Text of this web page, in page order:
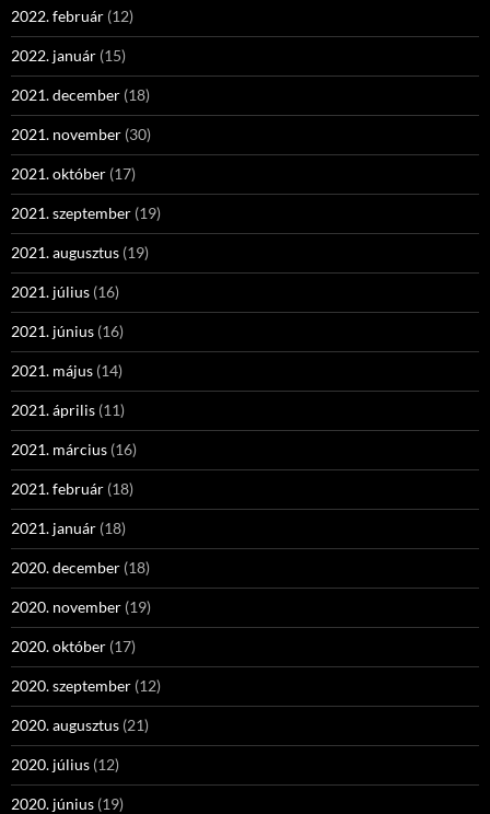
2022. február (12)
2022. január (15)
2021. december (18)
2021. november (30)
2021. október (17)
2021. szeptember (19)
2021. augusztus (19)
2021. július (16)
2021. június (16)
2021. május (14)
2021. április (11)
2021. március (16)
2021. február (18)
2021. január (18)
2020. december (18)
2020. november (19)
2020. október (17)
2020. szeptember (12)
2020. augusztus (21)
2020. július (12)
2020. június (19)